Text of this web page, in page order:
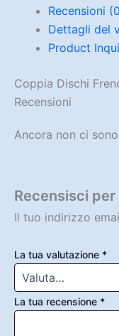
Recensioni
Dettagli del
Product
Coppia Dischi
Recensioni
Ancora non ci
Recensisci per
Il tuo indirizzo
La tua valutazione *
La tua recensione *